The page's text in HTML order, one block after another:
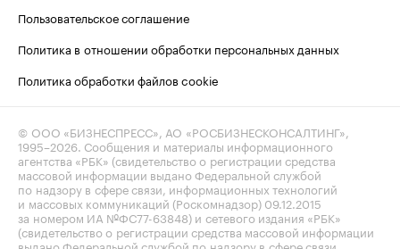
Пользовательское соглашение
Политика в отношении обработки персональных данных
Политика обработки файлов cookie
© ООО «БИЗНЕСПРЕСС», АО «РОСБИЗНЕСКОНСАЛТИНГ»,
1995–2026. Сообщения и материалы информационного
агентства «РБК» (свидетельство о регистрации средства
массовой информации выдано Федеральной службой
по надзору в сфере связи, информационных технологий
и массовых коммуникаций (Роскомнадзор) 09.12.2015
за номером ИА №ФС77-63848) и сетевого издания «РБК»
(свидетельство о регистрации средства массовой информации
выдано Федеральной службой по надзору в сфере связи,